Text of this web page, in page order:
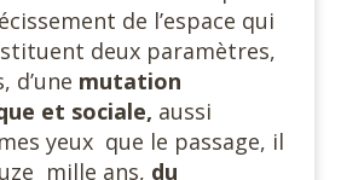
de l’espace qui
deux paramètres,
d’une mutation
et sociale, aussi
yeux que le passage, il
mille ans, du